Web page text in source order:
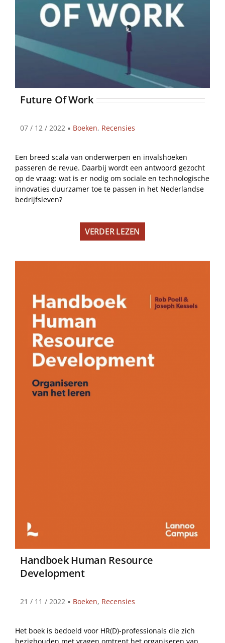
Future Of Work
07 / 12 / 2022 ▪ Boeken, Recensies
Een breed scala van onderwerpen en invalshoeken
passeren de revue. Daarbij wordt een antwoord gezocht
op de vraag: wat is er nodig om sociale en technologische
innovaties duurzamer toe te passen in het Nederlandse
bedrijfsleven?
VERDER LEZEN
Handboek Human Resource
Development
21 / 11 / 2022 ▪ Boeken, Recensies
Het boek is bedoeld voor HR(D)-professionals die zich